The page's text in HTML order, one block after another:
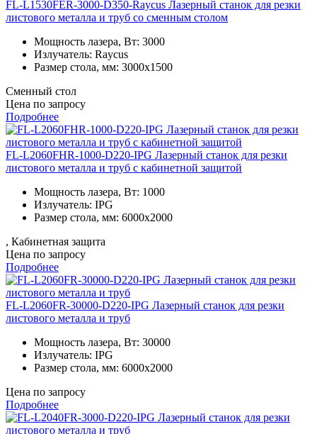
FL-L1530FER-3000-D350-Raycus Лазерный станок для резки
листового металла и труб со сменным столом
Мощность лазера, Вт: 3000
Излучатель: Raycus
Размер стола, мм: 3000x1500
Сменный стол
Цена по запросу
Подробнее
FL-L2060FHR-1000-D220-IPG Лазерный станок для резки
листового металла и труб с кабинетной защитой
Мощность лазера, Вт: 1000
Излучатель: IPG
Размер стола, мм: 6000x2000
, Кабинетная защита
Цена по запросу
Подробнее
FL-L2060FR-30000-D220-IPG Лазерный станок для резки
листового металла и труб
Мощность лазера, Вт: 30000
Излучатель: IPG
Размер стола, мм: 6000x2000
Цена по запросу
Подробнее